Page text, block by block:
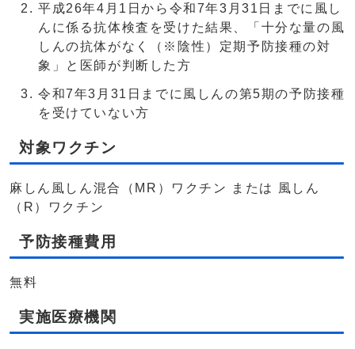
平成26年4月1日から令和7年3月31日までに風し
んに係る抗体検査を受けた結果、「十分な量の風
しんの抗体がなく（※陰性）定期予防接種の対
象」と医師が判断した方
令和7年3月31日までに風しんの第5期の予防接種
を受けていない方
対象ワクチン
麻しん風しん混合（MR）ワクチン または 風しん
（R）ワクチン
予防接種費用
無料
実施医療機関